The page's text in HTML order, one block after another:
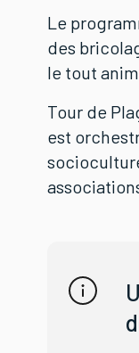
Le
des
le tout
Tour de
est